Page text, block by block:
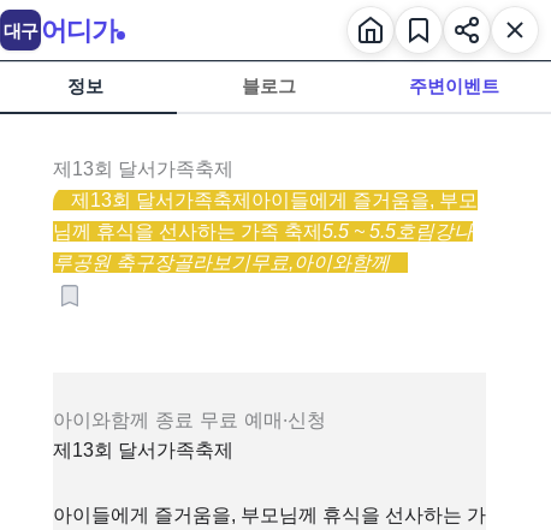
정보 블로그 주변이벤트
제13회 달서가족축제
제13회 달서가족축제 아이들에게 즐거움을, 부모
님께 휴식을 선사하는 가족 축제 5.5 ~ 5.5 호림강나
루공원 축구장골라보기무료,아이와함께
아이와함께 종료 무료 예매·신청
제13회 달서가족축제
아이들에게 즐거움을, 부모님께 휴식을 선사하는 가
대구 어디가